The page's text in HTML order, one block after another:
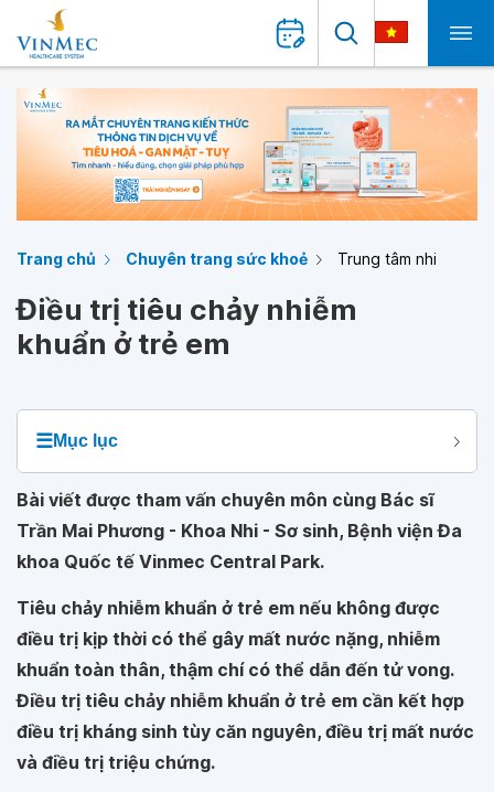
Trang chủ Chuyên trang sức khoẻ Trung tâm nhi
Điều trị tiêu chảy nhiễm
khuẩn ở trẻ em
☰Mục lục
Bài viết được tham vấn chuyên môn cùng Bác sĩ
Trần Mai Phương - Khoa Nhi - Sơ sinh, Bệnh viện Đa
khoa Quốc tế Vinmec Central Park.
Tiêu chảy nhiễm khuẩn ở trẻ em nếu không được
điều trị kịp thời có thể gây mất nước nặng, nhiễm
khuẩn toàn thân, thậm chí có thể dẫn đến tử vong.
Điều trị tiêu chảy nhiễm khuẩn ở trẻ em cần kết hợp
điều trị kháng sinh tùy căn nguyên, điều trị mất nước
và điều trị triệu chứng.